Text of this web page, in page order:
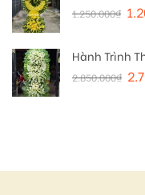
1.250.000₫
Hành Trình
2.850.000₫